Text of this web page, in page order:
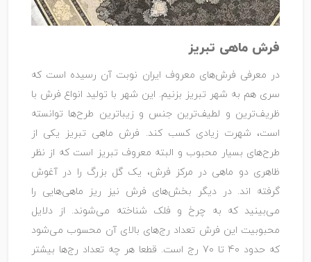
فرش ماهی تبریز
در معرفی فرش‌های معروف ایران نوبت آن رسیده است که
سری هم به شهر تبریز بزنیم. این شهر با تولید انواع فرش با
ظریف‌ترین و لطیف‌ترین جنس و زیباترین طرح‌ها توانسته
است، شهرت زیادی کسب کند. فرش ماهی تبریز یکی از
طرح‌های بسیار محبوب و البته معروف تبریز است که از نظر
ظاهری دو ماهی در مرکز فرش، یک گل بزرگ را در آغوش
گرفته اند. در دیگر بخش‌های فرش نیز ریز ماهی‌هایی را
می‌بینید که به چرخ و فلک شناخته می‌شوند. از دلایل
محبوبیت این فرش تعداد رج‌های بالای آن محسوب می‌شود
که حدود 40 تا 70 رج است. قطعا هر چه تعداد رج‌ها بیشتر